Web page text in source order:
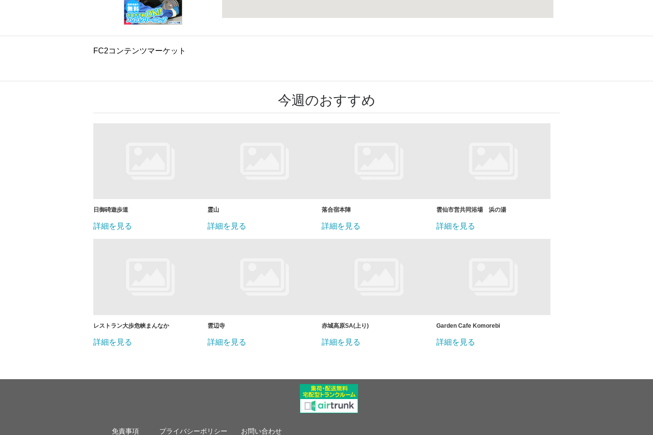
FC2コンテンツマーケット
今週のおすすめ
日御碕遊歩道
詳細を見る
霊山
詳細を見る
落合宿本陣
詳細を見る
雲仙市営共同浴場 浜の湯
詳細を見る
レストラン大歩危峡まんなか
詳細を見る
雲辺寺
詳細を見る
赤城高原SA(上り)
詳細を見る
Garden Cafe Komorebi
詳細を見る
免責事項 プライバシーポリシー お問い合わせ